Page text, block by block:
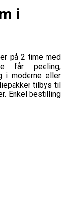
i
på 2 time med
får peeling,
i moderne eller
tilbys til
Enkel bestilling